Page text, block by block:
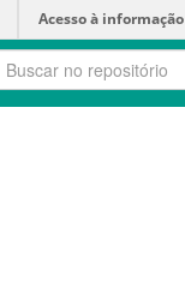
Acesso à informação